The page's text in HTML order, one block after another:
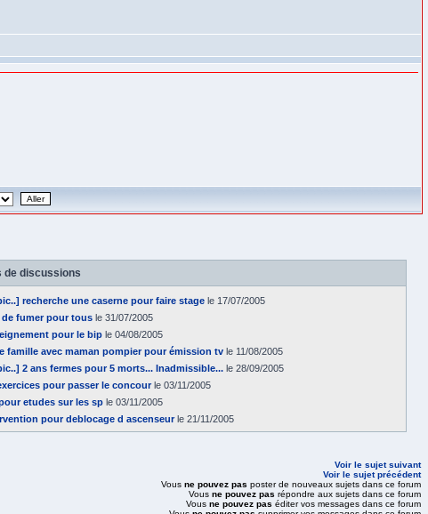
de discussions
recherche une caserne pour faire stage le 17/07/2005
fumer pour tous le 31/07/2005
pour le bip le 04/08/2005
famille avec maman pompier pour émission tv le 11/08/2005
2 ans fermes pour 5 morts... Inadmissible... le 28/09/2005
pour passer le concourle 03/11/2005
etudes sur les sp le 03/11/2005
pour deblocage d ascenseurle 21/11/2005
Voir le sujet suivant
Voir le sujet précédent
Vous ne pouvez pas poster de nouveaux sujets dans ce forum
Vous ne pouvez pas répondre aux sujets dans ce forum
Vous ne pouvez pas éditer vos messages dans ce forum